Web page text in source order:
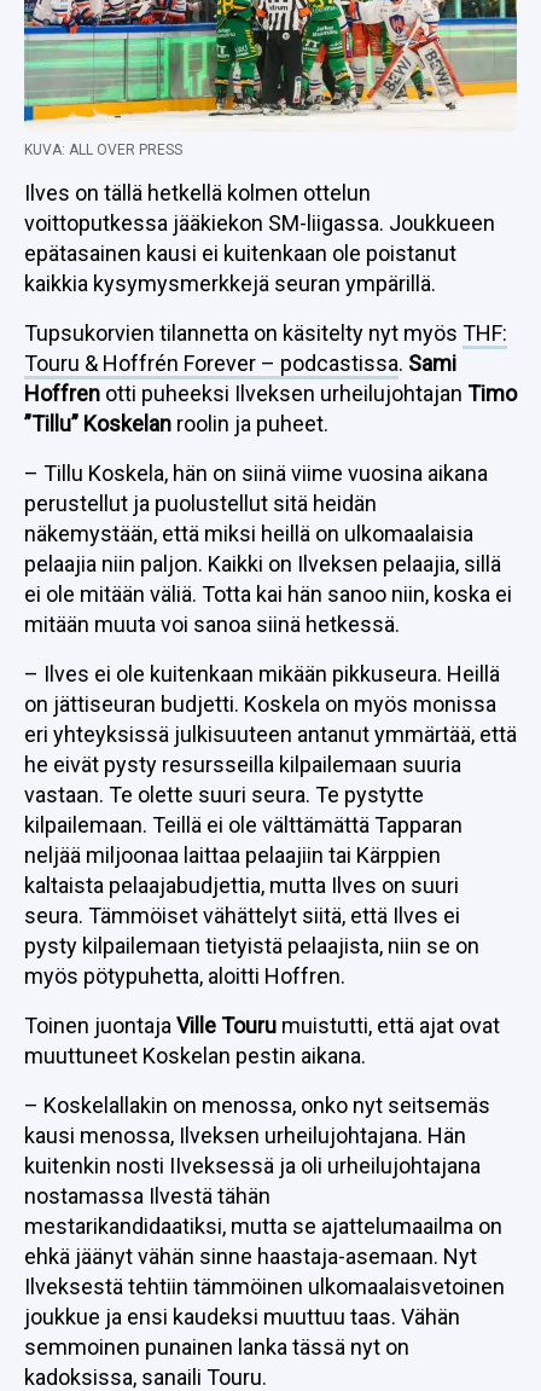
KUVA: ALL OVER PRESS
Ilves on tällä hetkellä kolmen ottelun
voittoputkessa jääkiekon SM-liigassa. Joukkueen
epätasainen kausi ei kuitenkaan ole poistanut
kaikkia kysymysmerkkejä seuran ympärillä.
Tupsukorvien tilannetta on käsitelty nyt myös THF:
Touru & Hoffrén Forever – podcastissa. Sami
Hoffren otti puheeksi Ilveksen urheilujohtajan Timo
”Tillu” Koskelan roolin ja puheet.
– Tillu Koskela, hän on siinä viime vuosina aikana
perustellut ja puolustellut sitä heidän
näkemystään, että miksi heillä on ulkomaalaisia
pelaajia niin paljon. Kaikki on Ilveksen pelaajia, sillä
ei ole mitään väliä. Totta kai hän sanoo niin, koska ei
mitään muuta voi sanoa siinä hetkessä.
– Ilves ei ole kuitenkaan mikään pikkuseura. Heillä
on jättiseuran budjetti. Koskela on myös monissa
eri yhteyksissä julkisuuteen antanut ymmärtää, että
he eivät pysty resursseilla kilpailemaan suuria
vastaan. Te olette suuri seura. Te pystytte
kilpailemaan. Teillä ei ole välttämättä Tapparan
neljää miljoonaa laittaa pelaajiin tai Kärppien
kaltaista pelaajabudjettia, mutta Ilves on suuri
seura. Tämmöiset vähättelyt siitä, että Ilves ei
pysty kilpailemaan tietyistä pelaajista, niin se on
myös pötypuhetta, aloitti Hoffren.
Toinen juontaja Ville Touru muistutti, että ajat ovat
muuttuneet Koskelan pestin aikana.
– Koskelallakin on menossa, onko nyt seitsemäs
kausi menossa, Ilveksen urheilujohtajana. Hän
kuitenkin nosti IIveksessä ja oli urheilujohtajana
nostamassa Ilvestä tähän
mestarikandidaatiksi, mutta se ajattelumaailma on
ehkä jäänyt vähän sinne haastaja-asemaan. Nyt
Ilveksestä tehtiin tämmöinen ulkomaalaisvetoinen
joukkue ja ensi kaudeksi muuttuu taas. Vähän
semmoinen punainen lanka tässä nyt on
kadoksissa, sanaili Touru.